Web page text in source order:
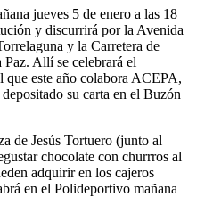
jueves 5 de enero a las 18
y discurrirá por la Avenida
y la Carretera de
Allí se celebrará el
que este año colabora ACEPA,
su carta en el Buzón
de Jesús Tortuero (junto al
chocolate con churrros al
adquirir en los cajeros
en el Polideportivo mañana